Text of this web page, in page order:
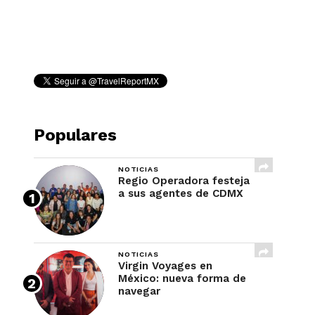
Populares
NOTICIAS
Regio Operadora festeja
a sus agentes de CDMX
NOTICIAS
Virgin Voyages en
México: nueva forma de
navegar